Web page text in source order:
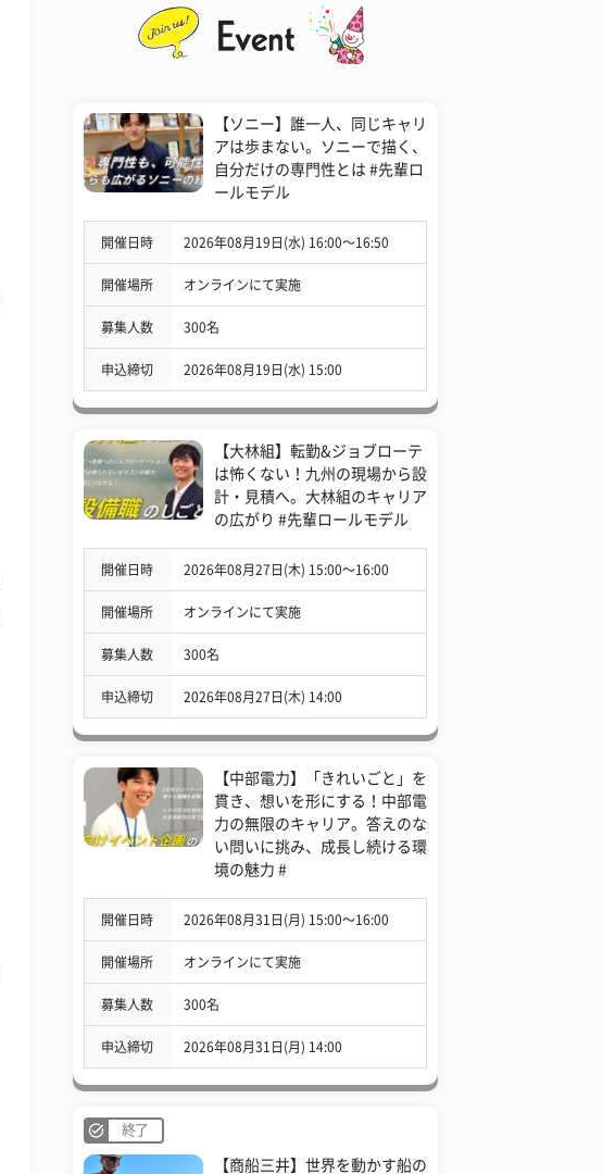
【ソニー】誰一人、同じキャリ
アは歩まない。ソニーで描く、
自分だけの専門性とは #先輩ロ
ールモデル
開催日時 2026年08月19日(水) 16:00〜16:50
開催場所 オンラインにて実施
募集人数 300名
申込締切 2026年08月19日(水) 15:00
【大林組】転勤&ジョブローテ
は怖くない！九州の現場から設
計・見積へ。大林組のキャリア
の広がり #先輩ロールモデル
開催日時 2026年08月27日(木) 15:00〜16:00
開催場所 オンラインにて実施
募集人数 300名
申込締切 2026年08月27日(木) 14:00
【中部電力】「きれいごと」を
貫き、想いを形にする！中部電
力の無限のキャリア。答えのな
い問いに挑み、成長し続ける環
境の魅力 #
開催日時 2026年08月31日(月) 15:00〜16:00
開催場所 オンラインにて実施
募集人数 300名
申込締切 2026年08月31日(月) 14:00
終了
【商船三井】世界を動かす船の